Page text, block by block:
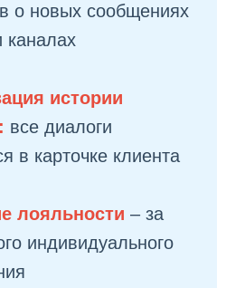
о новых сообщениях
каналах
истории
все диалоги
в карточке клиента
лояльности – за
индивидуального